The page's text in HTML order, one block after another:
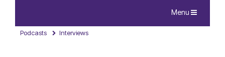
Navigation
Menu
Podcasts Interviews